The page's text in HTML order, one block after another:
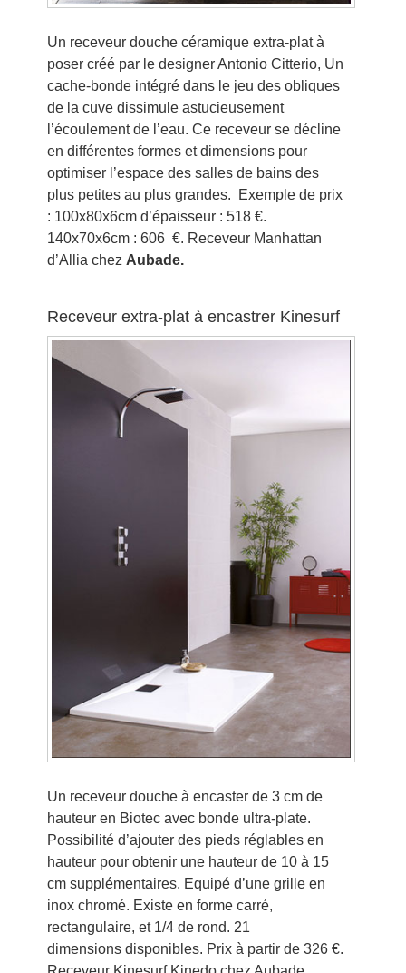
Un receveur douche céramique extra-plat à
poser créé par le designer Antonio Citterio, Un
cache-bonde intégré dans le jeu des obliques
de la cuve dissimule astucieusement
l’écoulement de l’eau. Ce receveur se décline
en différentes formes et dimensions pour
optimiser l’espace des salles de bains des
plus petites au plus grandes. Exemple de prix
: 100x80x6cm d’épaisseur : 518 €.
140x70x6cm : 606 €. Receveur Manhattan
d’Allia chez Aubade.
Receveur extra-plat à encastrer Kinesurf
Un receveur douche à encaster de 3 cm de
hauteur en Biotec avec bonde ultra-plate.
Possibilité d’ajouter des pieds réglables en
hauteur pour obtenir une hauteur de 10 à 15
cm supplémentaires. Equipé d’une grille en
inox chromé. Existe en forme carré,
rectangulaire, et 1/4 de rond. 21
dimensions disponibles. Prix à partir de 326 €.